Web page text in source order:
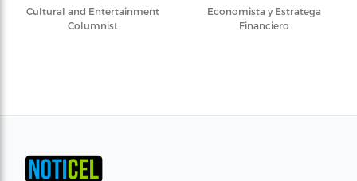
Cultural and Entertainment
Columnist
Economista y Estratega
Financiero